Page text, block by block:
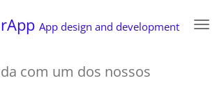
App design and development
com um dos nossos